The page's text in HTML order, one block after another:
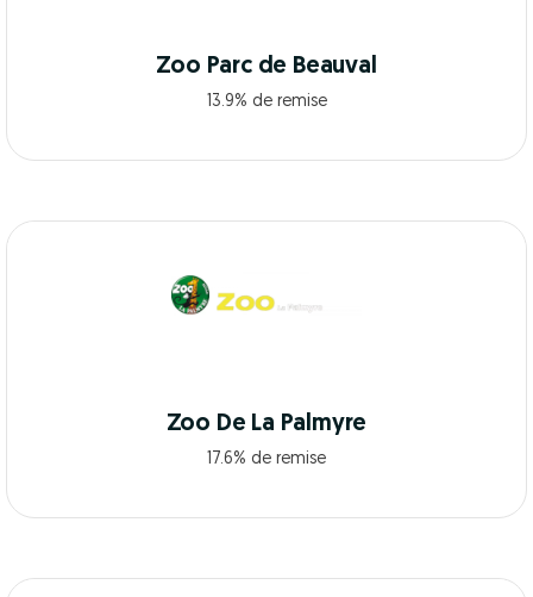
Zoo Parc de Beauval
13.9% de remise
Zoo De La Palmyre
17.6% de remise